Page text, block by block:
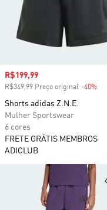
Preço com desconto
R$199,99
R$349,99 Preço original -40%
Shorts adidas Z.N.E.
Mulher Sportswear
6 cores
FRETE GRÁTIS MEMBROS
ADICLUB